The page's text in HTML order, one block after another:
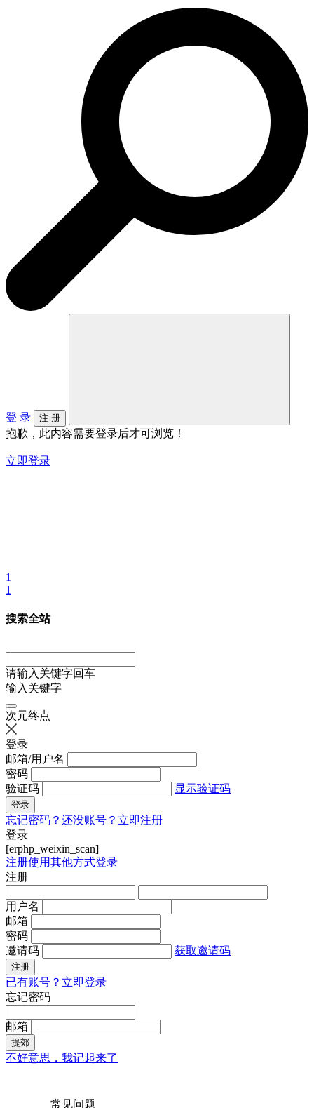
登 录 注 册
抱歉，此内容需要登录后才可浏览！
立即登录
1
1
搜索全站
请输入关键字回车
输入关键字
次元终点
登录
邮箱/用户名
密码
验证码
显示验证码
登录
忘记密码？ 还没账号？立即注册
登录
[erphp_weixin_scan]
注册使用其他方式登录
注册
用户名
邮箱
密码
邀请码
获取邀请码
注册
已有账号？立即登录
忘记密码
邮箱
提郊
不好意思，我记起来了
常见问题